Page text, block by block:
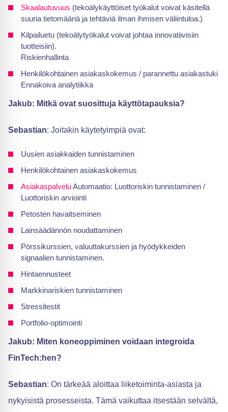
Skaalautuvuus (tekoälykäyttöiset työkalut voivat käsitellä
suuria tietomääriä ja tehtäviä ilman ihmisen väliintuloa.)
Kilpailuetu (tekoälytyökalut voivat johtaa innovatiivisiin
tuotteisiin).
Riskienhallinta
Henkilökohtainen asiakaskokemus / parannettu asiakastuki
Ennakoiva analytiikka
Jakub: Mitkä ovat suosittuja käyttötapauksia?
Sebastian: Joitakin käytetyimpiä ovat:
Uusien asiakkaiden tunnistaminen
Henkilökohtainen asiakaskokemus
AsiakaspalveluAutomaatio: Luottoriskin tunnistaminen /
Luottoriskin arviointi
Petosten havaitseminen
Lainsäädännön noudattaminen
Pörssikurssien, valuuttakurssien ja hyödykkeiden
signaalien tunnistaminen.
Hintaennusteet
Markkinariskien tunnistaminen
Stressitestit
Portfolio-optimointi
Jakub: Miten koneoppiminen voidaan integroida
FinTech:hen?
Sebastian: On tärkeää aloittaa liiketoiminta-asiasta ja
nykyisistä prosesseista. Tämä vaikuttaa itsestään selvältä,